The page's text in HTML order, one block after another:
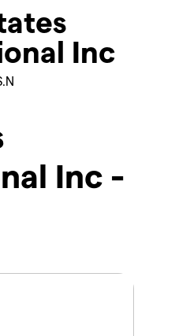
Inc
Inc -